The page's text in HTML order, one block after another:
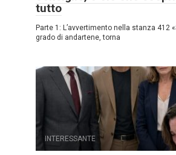
tutto
Parte 1: L’avvertimento nella stanza 412
grado di andartene, torna
INTERESSANTE